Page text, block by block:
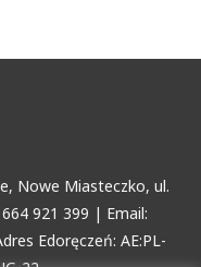
Nowe Miasteczko, ul.
921 399 | Email:
Edoręczeń: AE:PL-